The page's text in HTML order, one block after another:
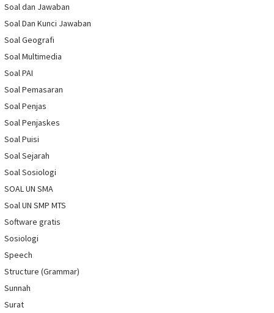
Soal dan Jawaban
Soal Dan Kunci Jawaban
Soal Geografi
Soal Multimedia
Soal PAI
Soal Pemasaran
Soal Penjas
Soal Penjaskes
Soal Puisi
Soal Sejarah
Soal Sosiologi
SOAL UN SMA
Soal UN SMP MTS
Software gratis
Sosiologi
Speech
Structure (Grammar)
Sunnah
Surat